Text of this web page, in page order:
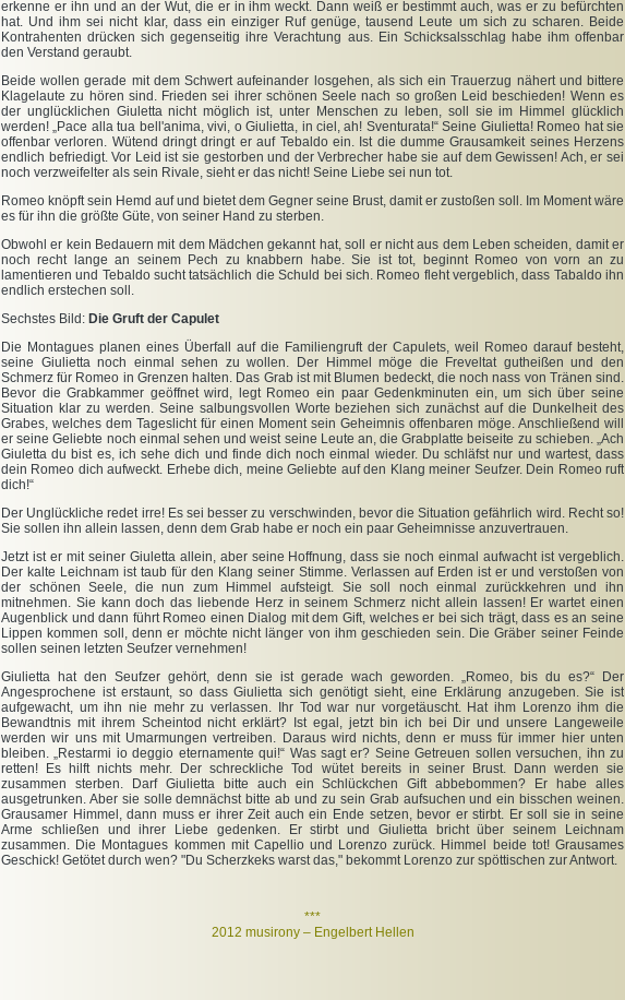
erkenne er ihn und an der Wut, die er in ihm weckt. Dann weiß er bestimmt auch, was er zu befürchten
hat. Und ihm sei nicht klar, dass ein einziger Ruf genüge, tausend Leute um sich zu scharen. Beide
Kontrahenten drücken sich gegenseitig ihre Verachtung aus. Ein Schicksalsschlag habe ihm offenbar
den Verstand geraubt.
Beide wollen gerade mit dem Schwert aufeinander losgehen, als sich ein Trauerzug nähert und bittere
Klagelaute zu hören sind. Frieden sei ihrer schönen Seele nach so großen Leid beschieden! Wenn es
der unglücklichen Giuletta nicht möglich ist, unter Menschen zu leben, soll sie im Himmel glücklich
werden! „Pace alla tua bell'anima, vivi, o Giulietta, in ciel, ah! Sventurata!“ Seine Giulietta! Romeo hat sie
offenbar verloren. Wütend dringt dringt er auf Tebaldo ein. Ist die dumme Grausamkeit seines Herzens
endlich befriedigt. Vor Leid ist sie gestorben und der Verbrecher habe sie auf dem Gewissen! Ach, er sei
noch verzweifelter als sein Rivale, sieht er das nicht! Seine Liebe sei nun tot.
Romeo knöpft sein Hemd auf und bietet dem Gegner seine Brust, damit er zustoßen soll. Im Moment wäre
es für ihn die größte Güte, von seiner Hand zu sterben.
Obwohl er kein Bedauern mit dem Mädchen gekannt hat, soll er nicht aus dem Leben scheiden, damit er
noch recht lange an seinem Pech zu knabbern habe. Sie ist tot, beginnt Romeo von vorn an zu
lamentieren und Tebaldo sucht tatsächlich die Schuld bei sich. Romeo fleht vergeblich, dass Tabaldo ihn
endlich erstechen soll.
Sechstes Bild: Die Gruft der Capulet
Die Montagues planen eines Überfall auf die Familiengruft der Capulets, weil Romeo darauf besteht,
seine Giulietta noch einmal sehen zu wollen. Der Himmel möge die Freveltat gutheißen und den
Schmerz für Romeo in Grenzen halten. Das Grab ist mit Blumen bedeckt, die noch nass von Tränen sind.
Bevor die Grabkammer geöffnet wird, legt Romeo ein paar Gedenkminuten ein, um sich über seine
Situation klar zu werden. Seine salbungsvollen Worte beziehen sich zunächst auf die Dunkelheit des
Grabes, welches dem Tageslicht für einen Moment sein Geheimnis offenbaren möge. Anschließend will
er seine Geliebte noch einmal sehen und weist seine Leute an, die Grabplatte beiseite zu schieben. „Ach
Giuletta du bist es, ich sehe dich und finde dich noch einmal wieder. Du schläfst nur und wartest, dass
dein Romeo dich aufweckt. Erhebe dich, meine Geliebte auf den Klang meiner Seufzer. Dein Romeo ruft
dich!“
Der Unglückliche redet irre! Es sei besser zu verschwinden, bevor die Situation gefährlich wird. Recht so!
Sie sollen ihn allein lassen, denn dem Grab habe er noch ein paar Geheimnisse anzuvertrauen.
Jetzt ist er mit seiner Giuletta allein, aber seine Hoffnung, dass sie noch einmal aufwacht ist vergeblich.
Der kalte Leichnam ist taub für den Klang seiner Stimme. Verlassen auf Erden ist er und verstoßen von
der schönen Seele, die nun zum Himmel aufsteigt. Sie soll noch einmal zurückkehren und ihn
mitnehmen. Sie kann doch das liebende Herz in seinem Schmerz nicht allein lassen! Er wartet einen
Augenblick und dann führt Romeo einen Dialog mit dem Gift, welches er bei sich trägt, dass es an seine
Lippen kommen soll, denn er möchte nicht länger von ihm geschieden sein. Die Gräber seiner Feinde
sollen seinen letzten Seufzer vernehmen!
Giulietta hat den Seufzer gehört, denn sie ist gerade wach geworden. „Romeo, bis du es?“ Der
Angesprochene ist erstaunt, so dass Giulietta sich genötigt sieht, eine Erklärung anzugeben. Sie ist
aufgewacht, um ihn nie mehr zu verlassen. Ihr Tod war nur vorgetäuscht. Hat ihm Lorenzo ihm die
Bewandtnis mit ihrem Scheintod nicht erklärt? Ist egal, jetzt bin ich bei Dir und unsere Langeweile
werden wir uns mit Umarmungen vertreiben. Daraus wird nichts, denn er muss für immer hier unten
bleiben. „Restarmi io deggio eternamente qui!“ Was sagt er? Seine Getreuen sollen versuchen, ihn zu
retten! Es hilft nichts mehr. Der schreckliche Tod wütet bereits in seiner Brust. Dann werden sie
zusammen sterben. Darf Giulietta bitte auch ein Schlückchen Gift abbebommen? Er habe alles
ausgetrunken. Aber sie solle demnächst bitte ab und zu sein Grab aufsuchen und ein bisschen weinen.
Grausamer Himmel, dann muss er ihrer Zeit auch ein Ende setzen, bevor er stirbt. Er soll sie in seine
Arme schließen und ihrer Liebe gedenken. Er stirbt und Giulietta bricht über seinem Leichnam
zusammen. Die Montagues kommen mit Capellio und Lorenzo zurück. Himmel beide tot! Grausames
Geschick! Getötet durch wen? "Du Scherzkeks warst das," bekommt Lorenzo zur spöttischen zur Antwort.
***
2012 musirony – Engelbert Hellen